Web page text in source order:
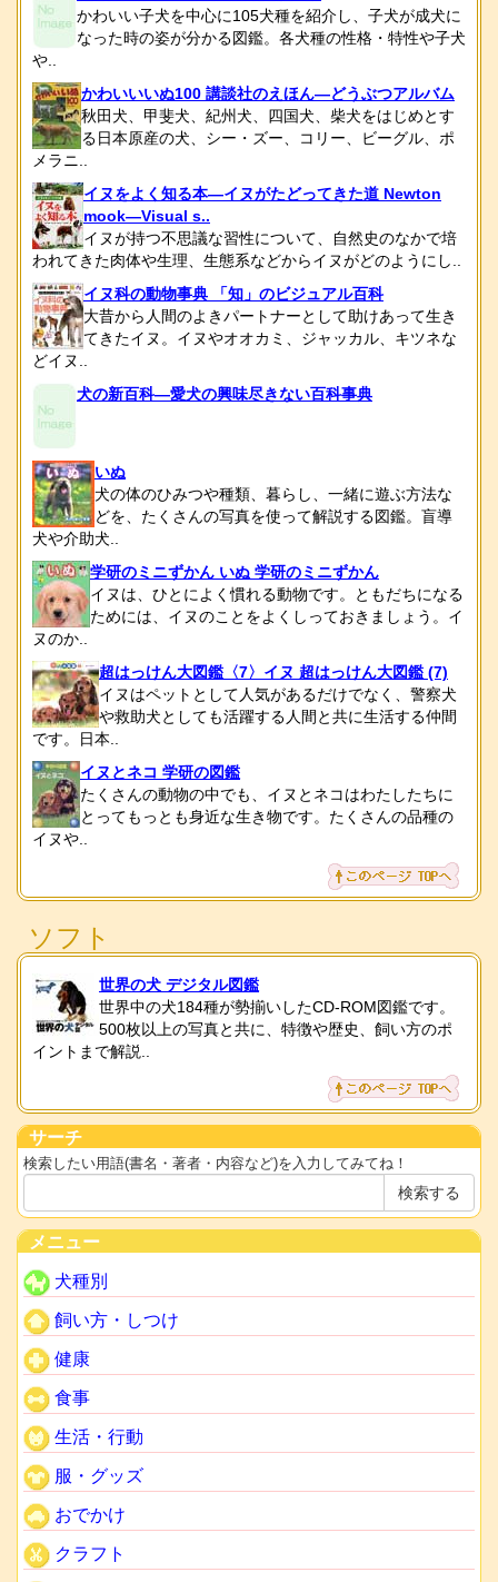
かわいい子犬を中心に105犬種を紹介し、子犬が成犬に
なった時の姿が分かる図鑑。各犬種の性格・特性や子犬
や..
かわいいいぬ100 講談社のえほん―どうぶつアルバム
秋田犬、甲斐犬、紀州犬、四国犬、柴犬をはじめとす
る日本原産の犬、シー・ズー、コリー、ビーグル、ポ
メラニ..
イヌをよく知る本―イヌがたどってきた道 Newton
mook―Visual s..
イヌが持つ不思議な習性について、自然史のなかで培
われてきた肉体や生理、生態系などからイヌがどのようにし..
イヌ科の動物事典 「知」のビジュアル百科
大昔から人間のよきパートナーとして助けあって生き
てきたイヌ。イヌやオオカミ、ジャッカル、キツネな
どイヌ..
犬の新百科―愛犬の興味尽きない百科事典
いぬ
犬の体のひみつや種類、暮らし、一緒に遊ぶ方法な
どを、たくさんの写真を使って解説する図鑑。盲導
犬や介助犬..
学研のミニずかん いぬ 学研のミニずかん
イヌは、ひとによく慣れる動物です。ともだちになる
ためには、イヌのことをよくしっておきましょう。イ
ヌのか..
超はっけん大図鑑〈7〉イヌ 超はっけん大図鑑 (7)
イヌはペットとして人気があるだけでなく、警察犬
や救助犬としても活躍する人間と共に生活する仲間
です。日本..
イヌとネコ 学研の図鑑
たくさんの動物の中でも、イヌとネコはわたしたちに
とってもっとも身近な生き物です。たくさんの品種の
イヌや..
ソフト
世界の犬 デジタル図鑑
世界中の犬184種が勢揃いしたCD-ROM図鑑です。
500枚以上の写真と共に、特徴や歴史、飼い方のポ
イントまで解説..
サーチ
検索したい用語(書名・著者・内容など)を入力してみてね！
メニュー
犬種別
飼い方・しつけ
健康
食事
生活・行動
服・グッズ
おでかけ
クラフト